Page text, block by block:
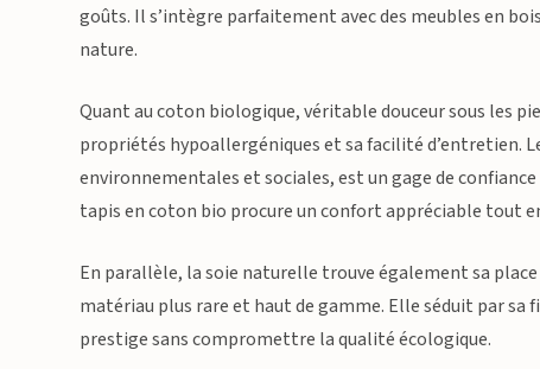
goûts. Il s’intègre parfaitement avec des meubles en
nature.
Quant au coton biologique, véritable douceur sous les
propriétés hypoallergéniques et sa facilité d’entretien.
environnementales et sociales, est un gage de
tapis en coton bio procure un confort appréciable tout
En parallèle, la soie naturelle trouve également sa
matériau plus rare et haut de gamme. Elle séduit par
prestige sans compromettre la qualité écologique.